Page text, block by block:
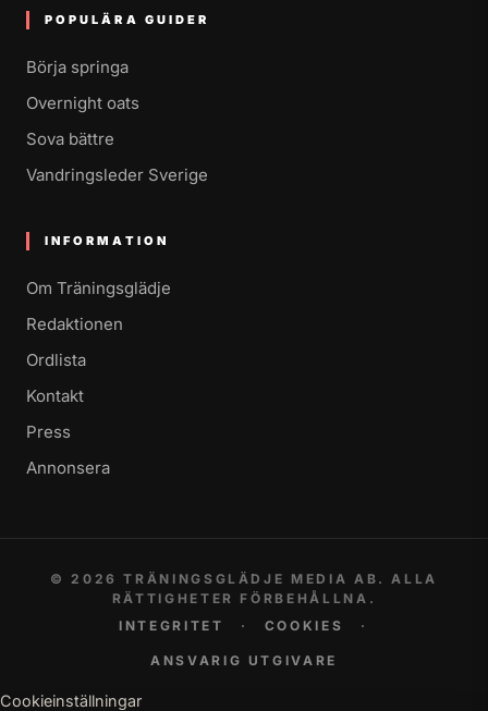
POPULÄRA GUIDER
Börja springa
Overnight oats
Sova bättre
Vandringsleder Sverige
INFORMATION
Om Träningsglädje
Redaktionen
Ordlista
Kontakt
Press
Annonsera
© 2026 TRÄNINGSGLÄDJE MEDIA AB. ALLA
RÄTTIGHETER FÖRBEHÅLLNA.
INTEGRITET
· COOKIES ·
ANSVARIG UTGIVARE
Cookieinställningar